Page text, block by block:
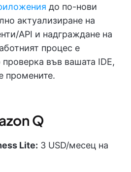
до по-нови
актуализиране на
API и надграждане на
процес е
във вашата IDE,
промените.
Q
Lite: 3 USD/месец на